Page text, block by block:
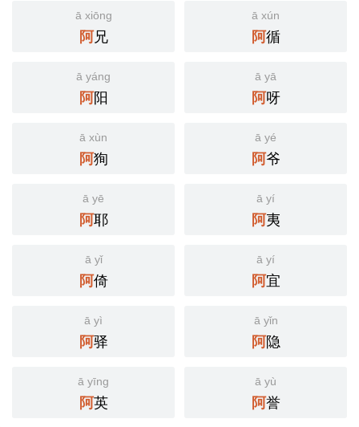
ā xiōng
阿兄
ā xún
阿循
ā yáng
阿阳
ā yā
阿呀
ā xùn
阿狥
ā yé
阿爷
ā yē
阿耶
ā yí
阿夷
ā yǐ
阿倚
ā yí
阿宜
ā yì
阿驿
ā yǐn
阿隐
ā yīng
阿英
ā yù
阿誉